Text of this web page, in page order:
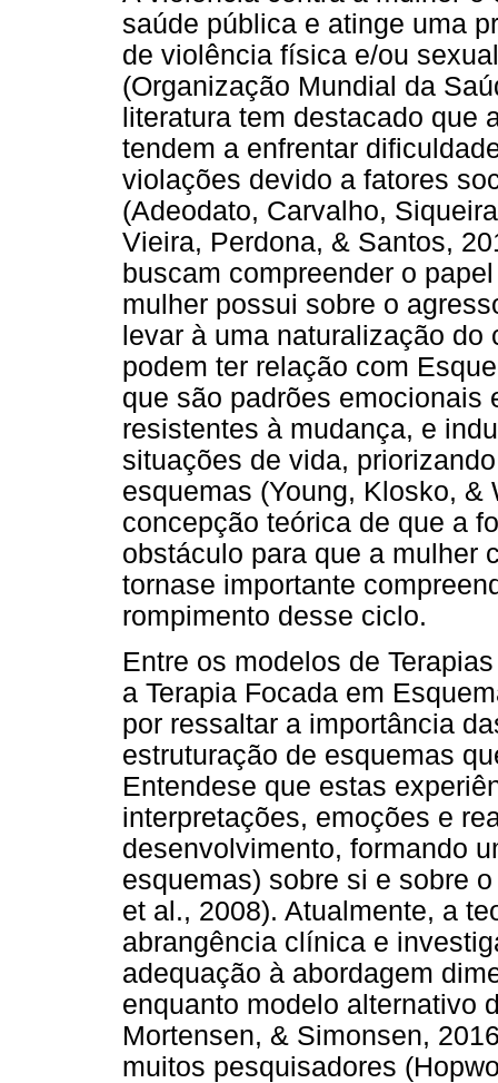
saúde pública e atinge uma
de violência física e/ou
(Organização Mundial da
literatura tem destacado que
tendem a enfrentar
violações devido a fatores
(Adeodato, Carvalho,
Vieira, Perdona, & Santos,
buscam compreender o
mulher possui sobre o
levar à uma naturalização
podem ter relação com
que são padrões emocionais
resistentes à mudança, e
situações de vida,
esquemas (Young, Klosko, &
concepção teórica de que a
obstáculo para que a mulher
tornase importante
rompimento desse ciclo.
Entre os modelos de
a Terapia Focada em
por ressaltar a importância
estruturação de esquemas
Entendese que estas
interpretações, emoções e
desenvolvimento, formando
esquemas) sobre si e sobre
et al., 2008). Atualmente, a
abrangência clínica e
adequação à abordagem
enquanto modelo alternativo
Mortensen, & Simonsen,
muitos pesquisadores